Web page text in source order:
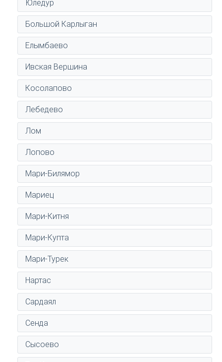
Юледур
Большой Карлыган
Елымбаево
Ивская Вершина
Косолапово
Лебедево
Лом
Лопово
Мари-Билямор
Мариец
Мари-Китня
Мари-Купта
Мари-Турек
Нартас
Сардаял
Сенда
Сысоево